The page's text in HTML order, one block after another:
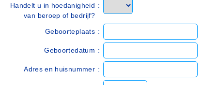
Handelt u in hoedanigheid
van beroep of bedrijf?
:
Geboorteplaats :
Geboortedatum :
Adres en huisnummer :